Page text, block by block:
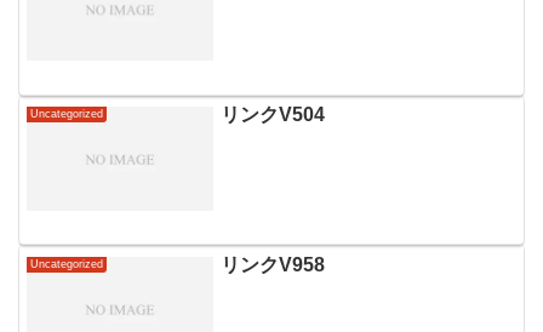
Uncategorized リンクV504
Uncategorized リンクV958